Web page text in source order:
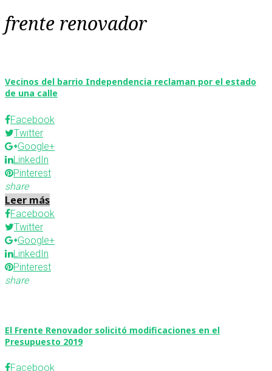
frente renovador
Vecinos del barrio Independencia reclaman por el estado
de una calle
Facebook
Twitter
Google+
LinkedIn
Pinterest
share
Leer más
Facebook
Twitter
Google+
LinkedIn
Pinterest
share
El Frente Renovador solicitó modificaciones en el
Presupuesto 2019
Facebook